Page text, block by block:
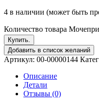
4 в наличии (может быть
Количество товара
Купить.
Добавить в список желаний
Артикул: 00-00000144
Описание
Детали
Отзывы (0)